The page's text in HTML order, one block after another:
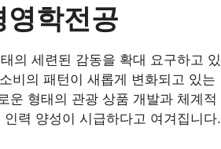
학전공
의 세련된 감동을 확대 요구하고 있
비의 패턴이 새롭게 변화되고 있는
운 형태의 관광 상품 개발과 체계적
력 양성이 시급하다고 여겨집니다.